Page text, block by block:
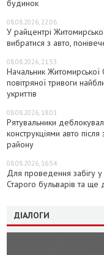
будинок
08.08.2026, 22:06
У райцентрі
вибратися з авто,
08.08.2026, 21:53
Начальник Житомирської
повітряної тривоги
укриттів
08.08.2026, 18:01
Рятувальники
конструкціями авто
району
08.08.2026, 16:54
Для проведення забігу
Старого бульварів та ще
ДІАЛОГИ